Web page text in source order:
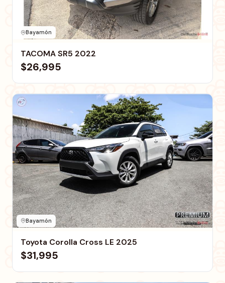
Bayamón
TACOMA SR5 2022
$26,995
Bayamón
Toyota Corolla Cross LE 2025
$31,995